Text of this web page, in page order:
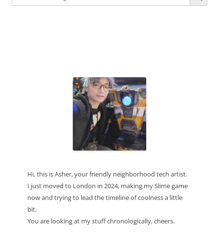
for:
Hi, this is Asher, your friendly neighborhood tech artist.
I just moved to London in 2024, making my Slime game
now and trying to lead the timeline of coolness a little
bit.
You are looking at my stuff chronologically, cheers.